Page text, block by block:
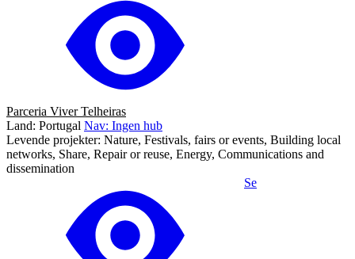
Parceria Viver Telheiras
Land: Portugal Nav: Ingen hub
Levende projekter: Nature, Festivals, fairs or events, Building local
networks, Share, Repair or reuse, Energy, Communications and
dissemination
Se